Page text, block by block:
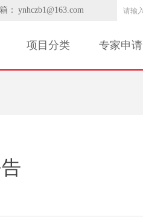
项目分类 专家申请
： ynhczb1@163.com